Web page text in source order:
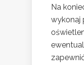
Na
wykonaj